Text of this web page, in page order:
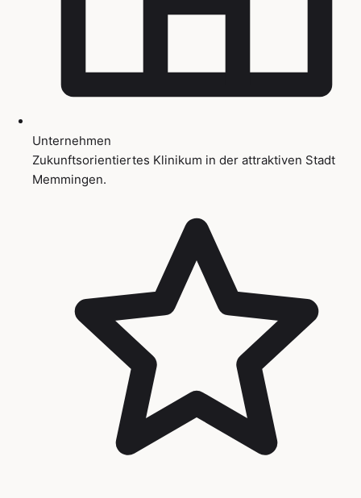
Unternehmen
Zukunftsorientiertes Klinikum in der attraktiven Stadt
Memmingen.